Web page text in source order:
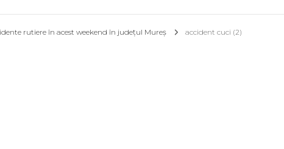
rutiere în acest weekend în județul Mureș accident cuci (2)